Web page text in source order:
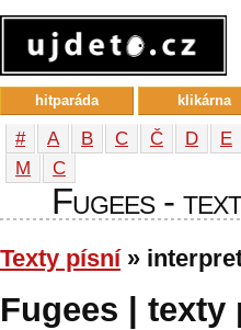
# A B C Č D E
М
С
Fugees -
Texty písní»
Fugees |
hitparáda klikárna